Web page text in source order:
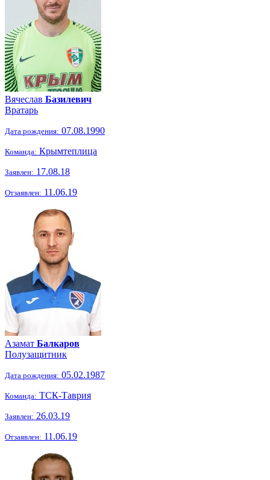
Вячеслав Базилевич
Вратарь
Дата рождения: 07.08.1990
Команда: Крымтеплица
Заявлен: 17.08.18
Отзаявлен: 11.06.19
Азамат Балкаров
Полузащитник
Дата рождения: 05.02.1987
Команда: ТСК-Таврия
Заявлен: 26.03.19
Отзаявлен: 11.06.19